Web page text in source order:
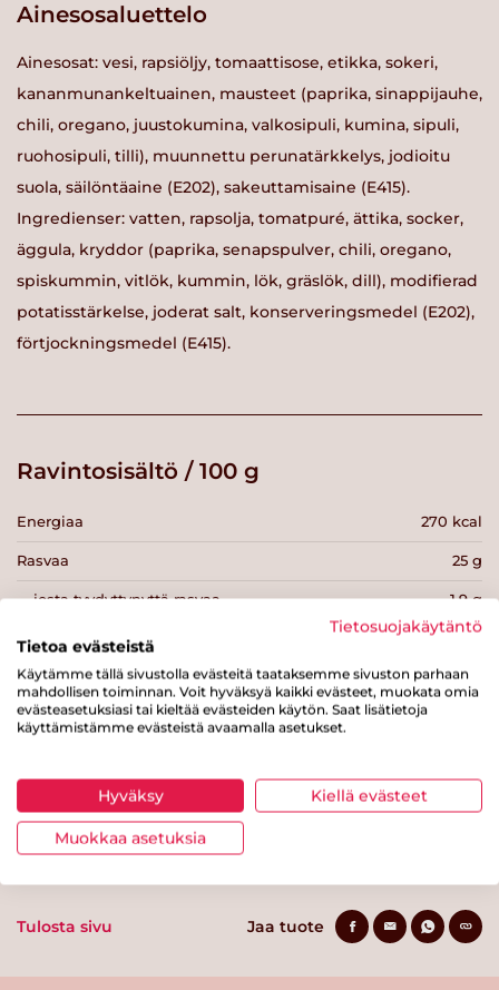
Ainesosaluettelo
Ainesosat: vesi, rapsiöljy, tomaattisose, etikka, sokeri,
kananmunankeltuainen, mausteet (paprika, sinappijauhe,
chili, oregano, juustokumina, valkosipuli, kumina, sipuli,
ruohosipuli, tilli), muunnettu perunatärkkelys, jodioitu
suola, säilöntäaine (E202), sakeuttamisaine (E415).
Ingredienser: vatten, rapsolja, tomatpuré, ättika, socker,
äggula, kryddor (paprika, senapspulver, chili, oregano,
spiskummin, vitlök, kummin, lök, gräslök, dill), modifierad
potatisstärkelse, joderat salt, konserveringsmedel (E202),
förtjockningsmedel (E415).
Ravintosisältö / 100 g
Energiaa 270 kcal
Rasvaa 25 g
josta tyydyttynyttä rasvaa 1.9 g
Hiilihydraatteja 10 g
josta sokereita 8.5 g
Kuitua
Tulosta sivu Jaa tuote
Tietosuojakäytäntö
Tietoa evästeistä
Käytämme tällä sivustolla evästeitä taataksemme sivuston parhaan
mahdollisen toiminnan. Voit hyväksyä kaikki evästeet, muokata omia
evästeasetuksiasi tai kieltää evästeiden käytön. Saat lisätietoja
käyttämistämme evästeistä avaamalla asetukset.
Hyväksy Kiellä evästeet
Muokkaa asetuksia